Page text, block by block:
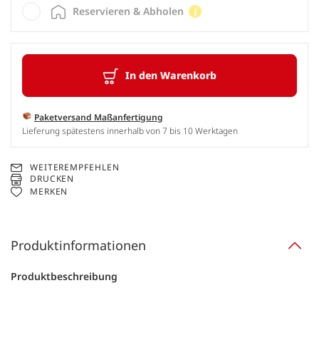
In den Warenkorb
Paketversand Maßanfertigung
Lieferung spätestens innerhalb von 7 bis 10 Werktagen
Reservieren & Abholen
WEITEREMPFEHLEN
DRUCKEN
MERKEN
Produktinformationen
Produktbeschreibung